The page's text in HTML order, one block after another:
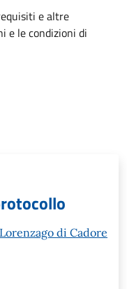
e altre
e le condizioni di
di Cadore